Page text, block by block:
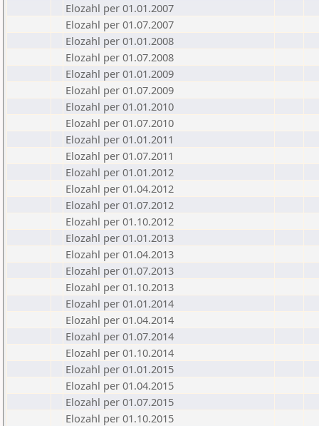
Elozahl per 01.01.2007
Elozahl per 01.07.2007
Elozahl per 01.01.2008
Elozahl per 01.07.2008
Elozahl per 01.01.2009
Elozahl per 01.07.2009
Elozahl per 01.01.2010
Elozahl per 01.07.2010
Elozahl per 01.01.2011
Elozahl per 01.07.2011
Elozahl per 01.01.2012
Elozahl per 01.04.2012
Elozahl per 01.07.2012
Elozahl per 01.10.2012
Elozahl per 01.01.2013
Elozahl per 01.04.2013
Elozahl per 01.07.2013
Elozahl per 01.10.2013
Elozahl per 01.01.2014
Elozahl per 01.04.2014
Elozahl per 01.07.2014
Elozahl per 01.10.2014
Elozahl per 01.01.2015
Elozahl per 01.04.2015
Elozahl per 01.07.2015
Elozahl per 01.10.2015